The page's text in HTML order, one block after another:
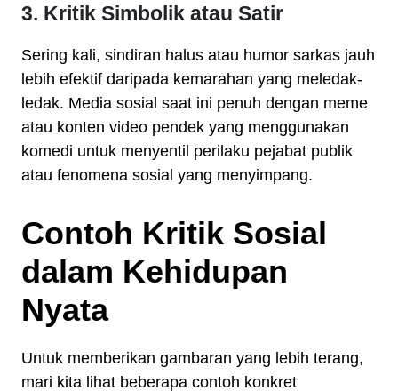
3. Kritik Simbolik atau Satir
Sering kali, sindiran halus atau humor sarkas jauh
lebih efektif daripada kemarahan yang meledak-
ledak. Media sosial saat ini penuh dengan meme
atau konten video pendek yang menggunakan
komedi untuk menyentil perilaku pejabat publik
atau fenomena sosial yang menyimpang.
Contoh Kritik Sosial
dalam Kehidupan
Nyata
Untuk memberikan gambaran yang lebih terang,
mari kita lihat beberapa contoh konkret